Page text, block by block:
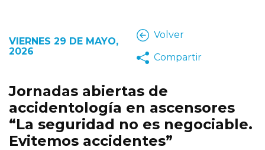
VIERNES 29 DE MAYO,
2026
Volver
Compartir
Jornadas abiertas de
accidentología en ascensores
“La seguridad no es negociable.
Evitemos accidentes”